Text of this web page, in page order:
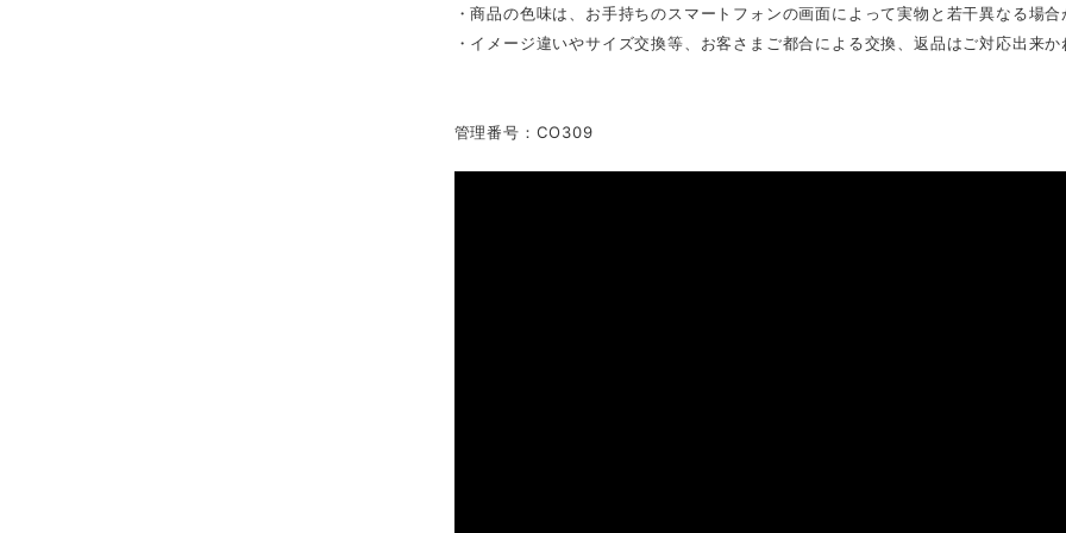
・商品の色味は、お手持ちのスマートフォンの画面によって実物と若干異なる場合
・イメージ違いやサイズ交換等、お客さまご都合による交換、返品はご対応出来か
管理番号：CO309